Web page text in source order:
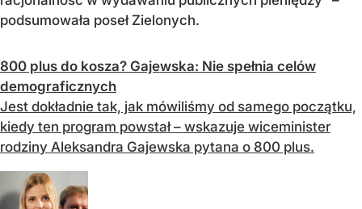
podsumowała poseł Zielonych.
800 plus do kosza? Gajewska: Nie spełnia celów
demograficznych
Jest dokładnie tak, jak mówiliśmy od samego początku,
kiedy ten program powstał – wskazuje wiceminister
rodziny Aleksandra Gajewska pytana o 800 plus.